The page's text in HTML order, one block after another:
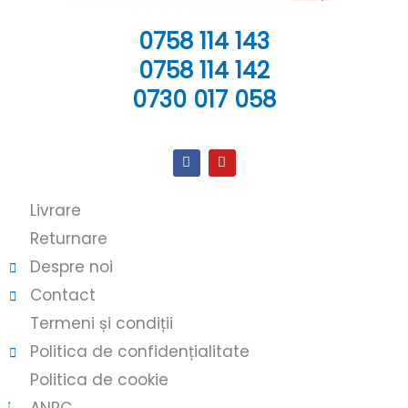
0758 114 143
0758 114 142
0730 017 058
Livrare
Returnare
Despre noi
Contact
Termeni și condiții
Politica de confidențialitate
Politica de cookie